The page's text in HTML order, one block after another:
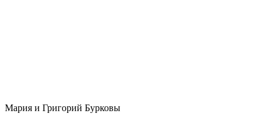
Мария и Григорий Бурковы